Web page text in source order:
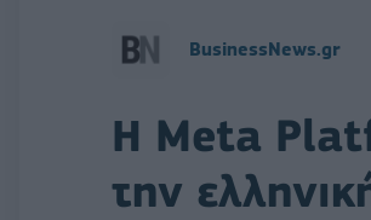
BusinessNews.gr
Η Meta
την